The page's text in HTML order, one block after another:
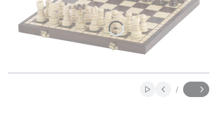
Naciśnij Enter lub spację, aby otworzyć stronę.
Naciśnij Enter lub spację, aby otworzyć stronę.
Naciśnij Enter lub spację, aby otworzyć stronę.
Naciśnij Enter lub spację, aby otworzyć stronę.
Naciśnij Enter lub spację, aby otworzyć stronę.
Naciśnij Enter lub spację, aby otworzyć stronę.
Włącz
Slajd
/
z